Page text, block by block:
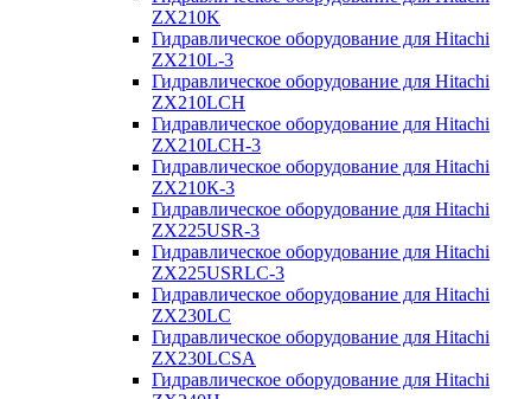
ZX210K
Гидравлическое оборудование для Hitachi
ZX210L-3
Гидравлическое оборудование для Hitachi
ZX210LCH
Гидравлическое оборудование для Hitachi
ZX210LCH-3
Гидравлическое оборудование для Hitachi
ZX210К-3
Гидравлическое оборудование для Hitachi
ZX225USR-3
Гидравлическое оборудование для Hitachi
ZX225USRLC-3
Гидравлическое оборудование для Hitachi
ZX230LC
Гидравлическое оборудование для Hitachi
ZX230LCSA
Гидравлическое оборудование для Hitachi